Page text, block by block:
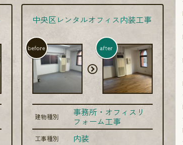
中央区レンタルオフィス内装工事
before after
建物種別 事務所・オフィスリ
フォーム工事
工事種別 内装